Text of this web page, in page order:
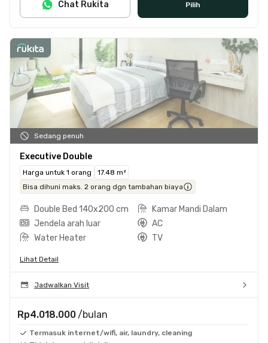
Pilih
Chat Rukita
Sedang penuh
Executive Double
Harga untuk 1 orang
17.48 m²
Bisa dihuni maks. 2 orang dgn tambahan biaya
Double Bed 140x200 cm
Kamar Mandi Dalam
Jendela arah luar
AC
Water Heater
TV
Lihat Detail
Jadwalkan Visit
Rp4.018.000 /bulan
Termasuk internet/wifi, air, laundry, cleaning